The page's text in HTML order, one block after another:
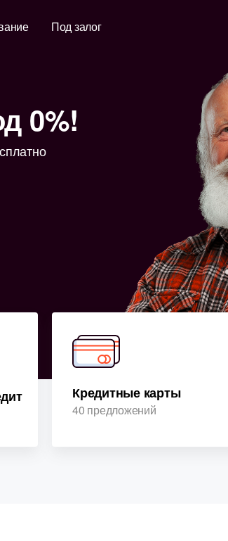
Под залог
0%!
Кредитные карты
40 предложений